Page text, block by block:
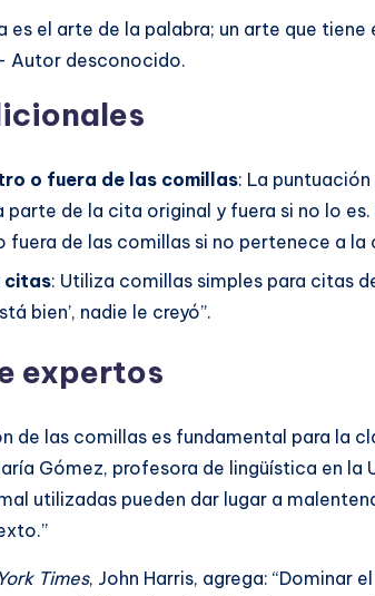
es el arte de la palabra; un arte que
Autor desconocido.
o fuera de las comillas: La
de la cita original y fuera si no lo es.
fuera de las comillas si no pertenece a la
citas: Utiliza comillas simples para citas
bien’, nadie le creyó”.
expertos
de las comillas es fundamental para la
Gómez, profesora de lingüística en la
utilizadas pueden dar lugar a
Times, John Harris, agrega: “Dominar